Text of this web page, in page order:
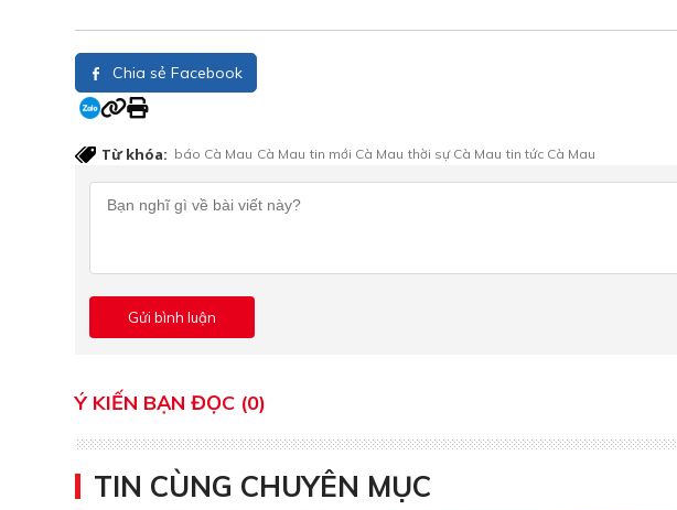
Chia sẻ Facebook
Từ khóa: báo Cà Mau Cà Mau tin mới Cà Mau thời sự Cà Mau tin tức Cà Mau
Ý KIẾN BẠN ĐỌC (0)
TIN CÙNG CHUYÊN MỤC